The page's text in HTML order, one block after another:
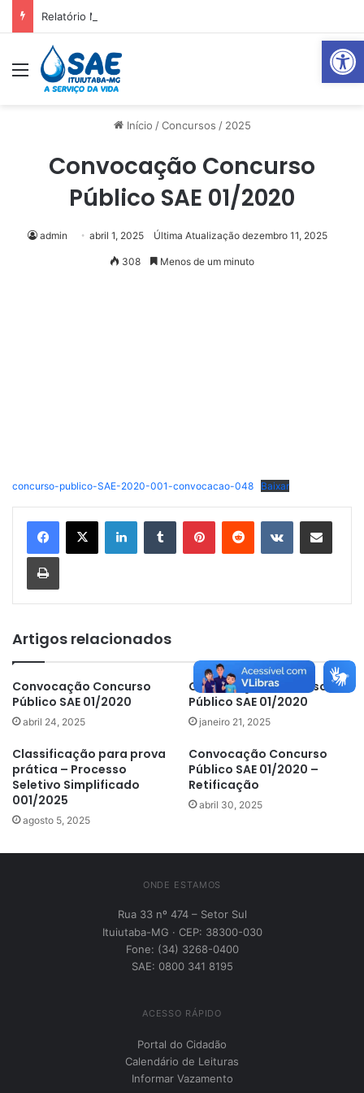
Abrir
Relatório Mensal Janeiro – Qualidade da Água Tratada
Menu
Início / Concursos / 2025
Convocação Concurso
Público SAE 01/2020
admin abril 1, 2025 Última Atualização dezembro 11, 2025
308 Menos de um minuto
concurso-publico-SAE-2020-001-convocacao-048 Baixar
LinkedinTumblr PinterestReddit VK Compartilhar via e-mail
Imprimir
Artigos relacionados
Convocação Concurso
Público SAE 01/2020
abril 24, 2025
Convocação Concurso
Público SAE 01/2020
janeiro 21, 2025
Classificação para prova
prática – Processo
Seletivo Simplificado
001/2025
agosto 5, 2025
Convocação Concurso
Público SAE 01/2020 –
Retificação
abril 30, 2025
ONDE ESTAMOS
Rua 33 nº 474 – Setor Sul
Ituiutaba-MG · CEP: 38300-030
Fone: (34) 3268-0400
SAE: 0800 341 8195
ACESSO RÁPIDO
Portal do Cidadão
Calendário de Leituras
Informar Vazamento